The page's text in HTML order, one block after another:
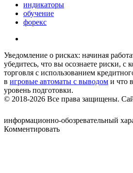
индикаторы
обучение
форекс
Уведомление о рисках: начиная
убедитесь, что вы осознаете риски, с
торговля с использованием
в игровые автоматы с выводом и что
уровень подготовки.
© 2018-2026 Все права защищены.
информационно-обозревательный
Комментировать